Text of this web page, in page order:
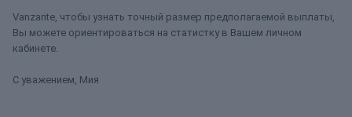
Vanzante, чтобы узнать точный размер предполагаемой выплаты,
Вы можете ориентироваться на статистку в Вашем личном
кабинете.
С уважением, Мия